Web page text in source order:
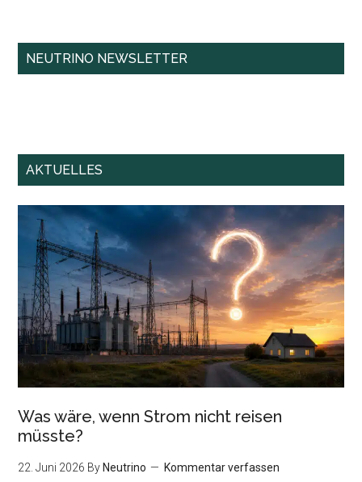
NEUTRINO NEWSLETTER
AKTUELLES
Was wäre, wenn Strom nicht reisen
müsste?
22. Juni 2026 By Neutrino Kommentar verfassen